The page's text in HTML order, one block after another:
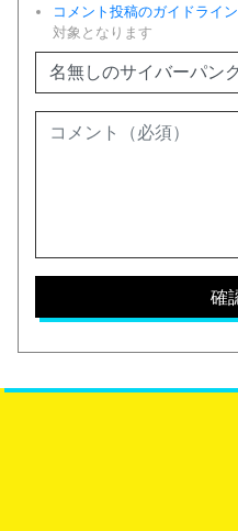
コメント投稿のガイドライン
対象となります